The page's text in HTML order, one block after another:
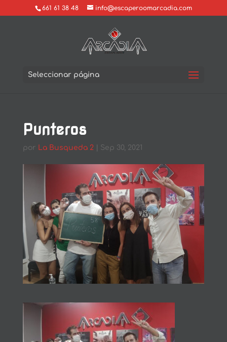
661 61 38 48 info@escaperoomarcadia.com
Seleccionar página
Punteros
por La Busqueda 2| Sep 30, 2021